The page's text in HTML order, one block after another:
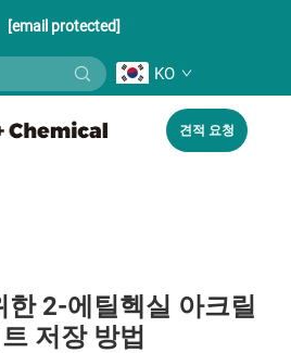
[email protected]
KO
견적 요청
한 2-에틸헥실 아크릴
저장 방법